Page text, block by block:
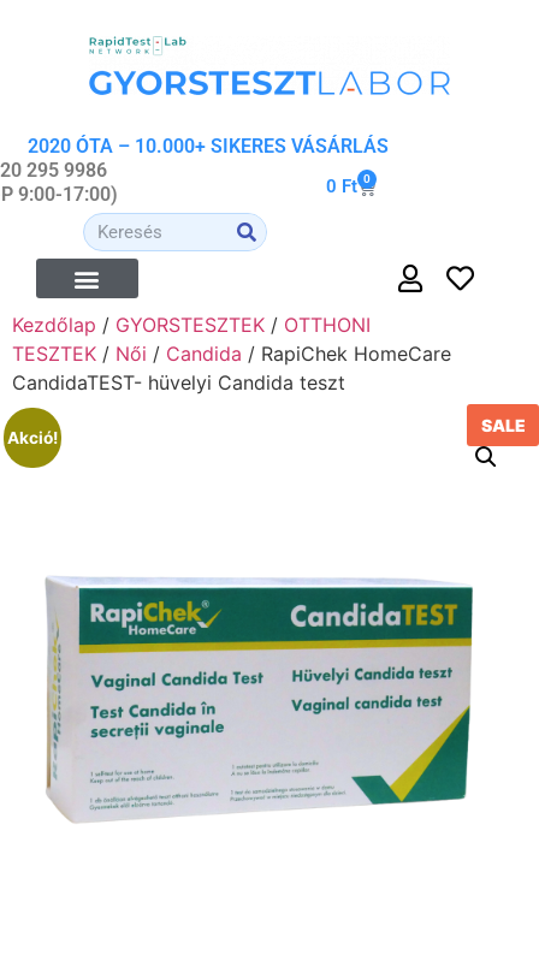
2020 ÓTA – 10.000+ SIKERES VÁSÁRLÁS
295 9986
9:00-17:00)
0 Ft 0
Kezdőlap / GYORSTESZTEK / OTTHONI
TESZTEK / Női / Candida / RapiChek HomeCare
CandidaTEST- hüvelyi Candida teszt
Akció!
SALE